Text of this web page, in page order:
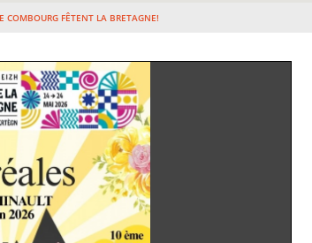
COMBOURG FÊTENT LA BRETAGNE!